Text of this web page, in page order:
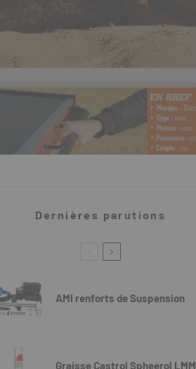
Dernières parutions
AMI renforts de Suspension
Graisse Castrol Spheerol LMM